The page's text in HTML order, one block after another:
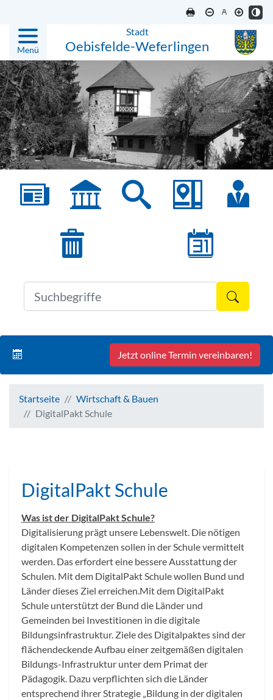
Menü
Stadt
Oebisfelde-Weferlingen
Jetzt online Termin vereinbaren!
Startseite
Wirtschaft & Bauen
DigitalPakt Schule
DigitalPakt Schule
Was ist der DigitalPakt Schule?
Digitalisierung prägt unsere Lebenswelt. Die nötigen
digitalen Kompetenzen sollen in der Schule vermittelt
werden. Das erfordert eine bessere Ausstattung der
Schulen. Mit dem DigitalPakt Schule wollen Bund und
Länder dieses Ziel erreichen.Mit dem DigitalPakt
Schule unterstützt der Bund die Länder und
Gemeinden bei Investitionen in die digitale
Bildungsinfrastruktur. Ziele des Digitalpaktes sind der
flächendeckende Aufbau einer zeitgemäßen digitalen
Bildungs-Infrastruktur unter dem Primat der
Pädagogik. Dazu verpflichten sich die Länder
entsprechend ihrer Strategie „Bildung in der digitalen